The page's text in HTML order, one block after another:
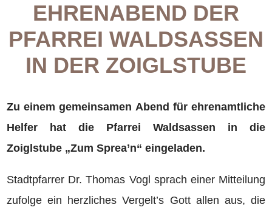
EHRENABEND DER
PFARREI WALDSASSEN
IN DER ZOIGLSTUBE
Zu einem gemeinsamen Abend für ehrenamtliche
Helfer hat die Pfarrei Waldsassen in die
Zoiglstube „Zum Sprea’n“ eingeladen.
Stadtpfarrer Dr. Thomas Vogl sprach einer Mitteilung
zufolge ein herzliches Vergelt’s Gott allen aus, die